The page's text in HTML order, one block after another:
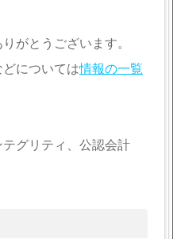
がとうございます。
については情報の一覧
グリティ、公認会計